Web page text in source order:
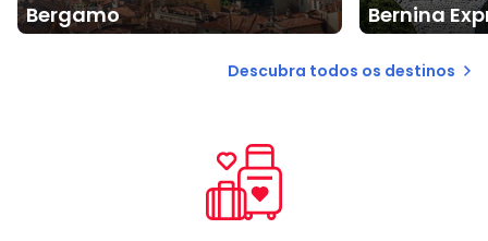
Bergamo Bernina
Descubra todos os destinos